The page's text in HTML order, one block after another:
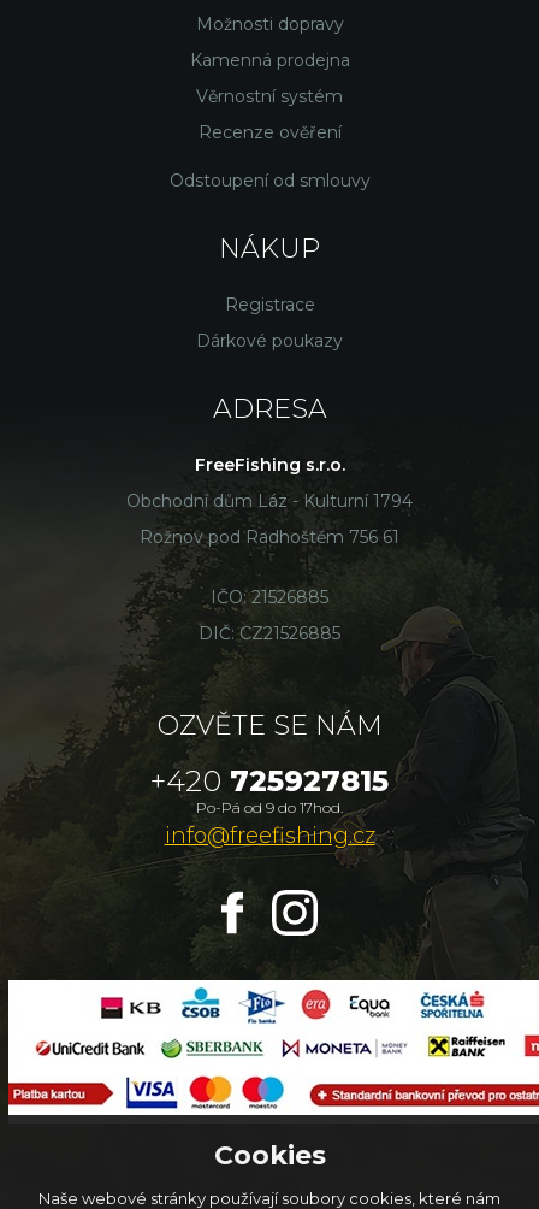
Možnosti dopravy
Kamenná prodejna
Věrnostní systém
Recenze ověření
Odstoupení od smlouvy
NÁKUP
Registrace
Dárkové poukazy
ADRESA
FreeFishing s.r.o.
Obchodní dům Láz - Kulturní 1794
Rožnov pod Radhoštěm 756 61
IČO: 21526885
DIČ: CZ21526885
OZVĚTE SE NÁM
+420 725927815
Po-Pá od 9 do 17hod.
info@freefishing.cz
Cookies
Naše webové stránky používají soubory cookies, které nám